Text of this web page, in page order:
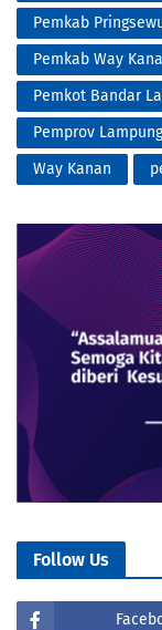
Pemkab
Pemkab Way
Pemkot Bandar
Pemprov Lampung
Way Kanan
Follow Us